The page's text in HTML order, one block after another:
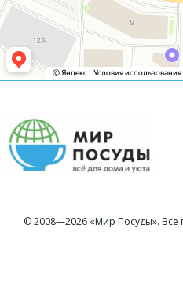
© 2008—2026 «Мир Посуды».